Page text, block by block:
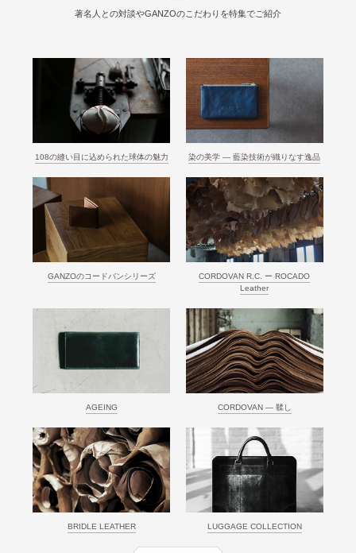
著名人との対談やGANZOのこだわりを特集でご紹介
108の縫い目に込められた球体の魅力 染の美学 ― 藍染技術が織りなす逸品
GANZOのコードバンシリーズ
CORDOVAN R.C. ー ROCADO
Leather
AGEING CORDOVAN ― 鞣し
BRIDLE LEATHER LUGGAGE COLLECTION